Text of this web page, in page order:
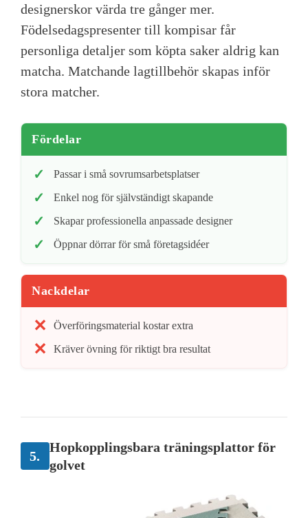
designerskor värda tre gånger mer.
Födelsedagspresenter till kompisar får
personliga detaljer som köpta saker aldrig kan
matcha. Matchande lagtillbehör skapas inför
stora matcher.
Fördelar
Passar i små sovrumsarbetsplatser
Enkel nog för självständigt skapande
Skapar professionella anpassade designer
Öppnar dörrar för små företagsidéer
Nackdelar
Överföringsmaterial kostar extra
Kräver övning för riktigt bra resultat
5.
Hopkopplingsbara träningsplattor för
golvet